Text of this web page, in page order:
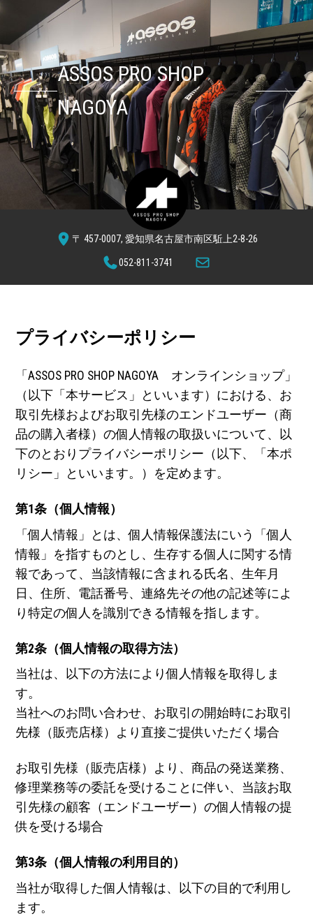
Skip
content
ASSOS PRO SHOP
NAGOYA
〒 457-0007, 愛知県名古屋市南区駈上2-8-26
052-811-3741
プライバシーポリシー
「ASSOS PRO SHOP NAGOYA オンラインショップ」
（以下「本サービス」といいます）における、お
取引先様およびお取引先様のエンドユーザー（商
品の購入者様）の個人情報の取扱いについて、以
下のとおりプライバシーポリシー（以下、「本ポ
リシー」といいます。）を定めます。
第1条（個人情報）
「個人情報」とは、個人情報保護法にいう「個人
情報」を指すものとし、生存する個人に関する情
報であって、当該情報に含まれる氏名、生年月
日、住所、電話番号、連絡先その他の記述等によ
り特定の個人を識別できる情報を指します。
第2条（個人情報の取得方法）
当社は、以下の方法により個人情報を取得しま
す。
当社へのお問い合わせ、お取引の開始時にお取引
先様（販売店様）より直接ご提供いただく場合
お取引先様（販売店様）より、商品の発送業務、
修理業務等の委託を受けることに伴い、当該お取
引先様の顧客（エンドユーザー）の個人情報の提
供を受ける場合
第3条（個人情報の利用目的）
当社が取得した個人情報は、以下の目的で利用し
ます。